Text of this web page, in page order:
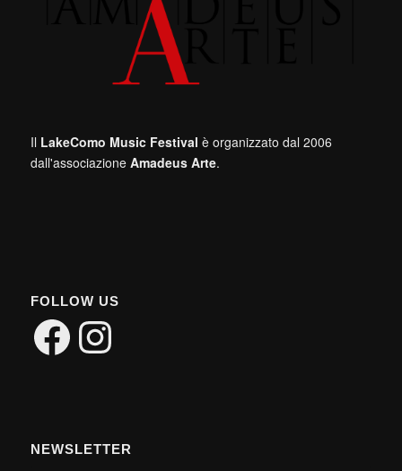
Il LakeComo Music Festival è organizzato dal 2006
dall'associazione Amadeus Arte.
FOLLOW US
FacebookInstagram
NEWSLETTER